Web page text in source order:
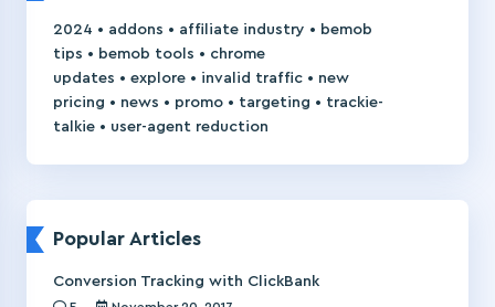
2024 • addons • affiliate industry • bemob
tips • bemob tools • chrome
updates • explore • invalid traffic • new
pricing • news • promo • targeting • trackie-
talkie • user-agent reduction
Popular Articles
Conversion Tracking with ClickBank